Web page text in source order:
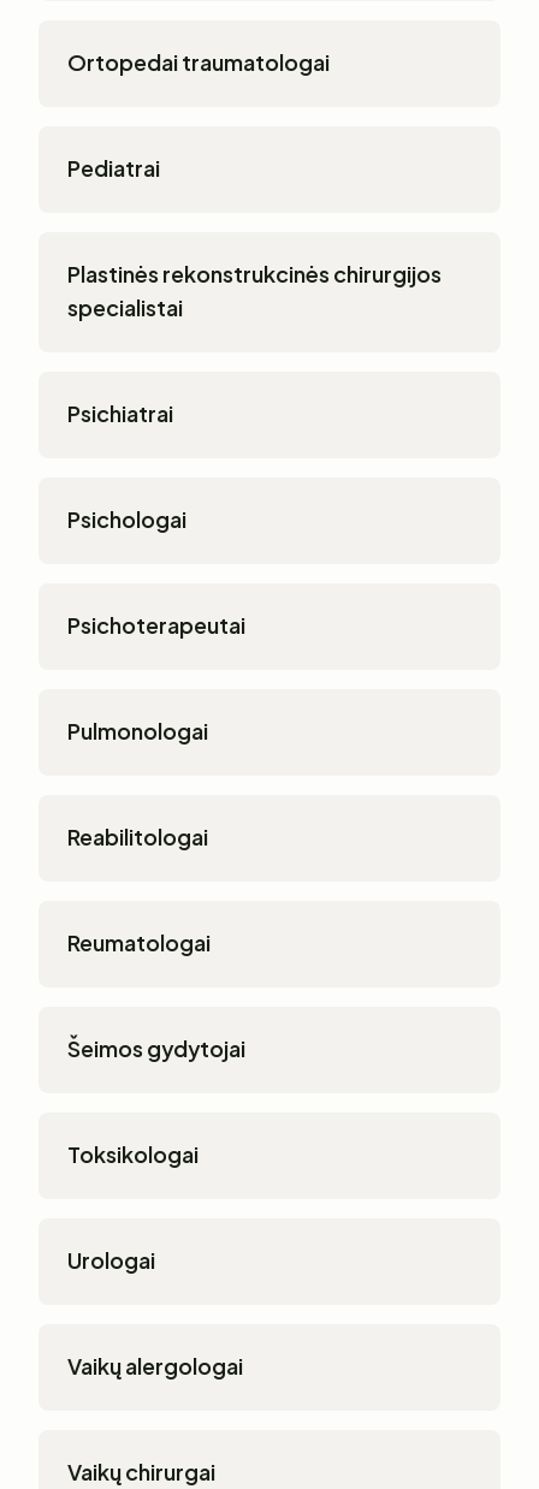
Ortopedai traumatologai
Pediatrai
Plastinės rekonstrukcinės chirurgijos
specialistai
Psichiatrai
Psichologai
Psichoterapeutai
Pulmonologai
Reabilitologai
Reumatologai
Šeimos gydytojai
Toksikologai
Urologai
Vaikų alergologai
Vaikų chirurgai